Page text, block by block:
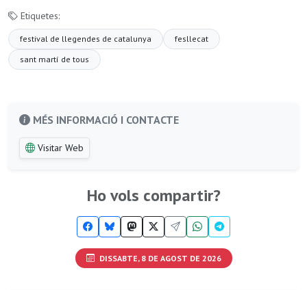
Etiquetes:
festival de llegendes de catalunya
fesllecat
sant martí de tous
MÉS INFORMACIÓ I CONTACTE
Visitar Web
Ho vols compartir?
DISSABTE, 8 DE AGOST DE 2026